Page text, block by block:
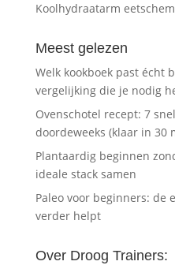
Koolhydraatarm
Meest gelezen
Welk kookboek past écht
vergelijking die je nodig
Ovenschotel recept: 7
doordeweeks (klaar in 30
Plantaardig beginnen
ideale stack samen
Paleo voor beginners: de
verder helpt
Over Droog Trainers: